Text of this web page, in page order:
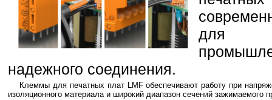
для
надежного соединения.
Клеммы для печатных плат LMF обеспечивают работу при
изоляционного материала и широкий диапазон сечений зажимаемого